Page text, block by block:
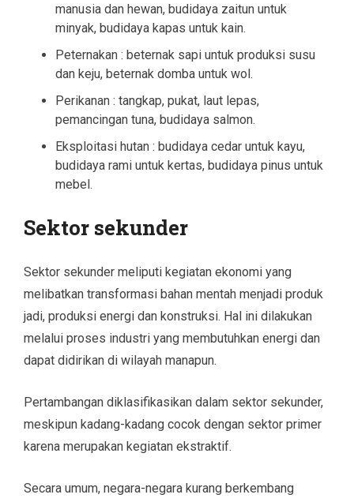
manusia dan hewan, budidaya zaitun untuk
minyak, budidaya kapas untuk kain.
Peternakan : beternak sapi untuk produksi susu
dan keju, beternak domba untuk wol.
Perikanan : tangkap, pukat, laut lepas,
pemancingan tuna, budidaya salmon.
Eksploitasi hutan : budidaya cedar untuk kayu,
budidaya rami untuk kertas, budidaya pinus untuk
mebel.
Sektor sekunder
Sektor sekunder meliputi kegiatan ekonomi yang
melibatkan transformasi bahan mentah menjadi produk
jadi, produksi energi dan konstruksi. Hal ini dilakukan
melalui proses industri yang membutuhkan energi dan
dapat didirikan di wilayah manapun.
Pertambangan diklasifikasikan dalam sektor sekunder,
meskipun kadang-kadang cocok dengan sektor primer
karena merupakan kegiatan ekstraktif.
Secara umum, negara-negara kurang berkembang